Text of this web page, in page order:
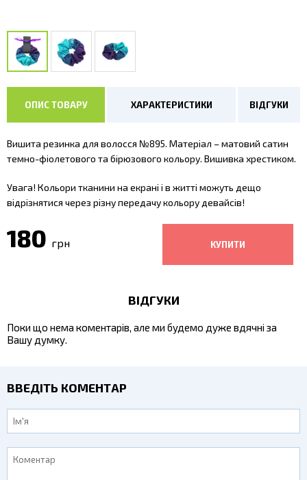
ОПИС ТОВАРУ ХАРАКТЕРИСТИКИ ВІДГУКИ
Вишита резинка для волосся №895. Матеріал – матовий сатин
темно-фіолетового та бірюзового кольору. Вишивка хрестиком.
Увага! Кольори тканини на екрані і в житті можуть дещо
відрізнятися через різну передачу кольору девайсів!
180 грн
ВІДГУКИ
Поки що нема коментарів, але ми будемо дуже вдячні за
Вашу думку.
ВВЕДІТЬ КОМЕНТАР